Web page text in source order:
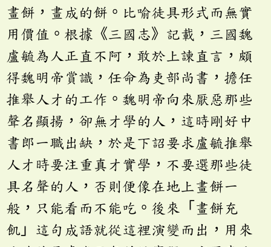
畫餅，畫成的餅。比喻徒具形式而無實
用價值。根據《三國志》記載，三國魏
盧毓為人正直不阿，敢於上諫直言，頗
得魏明帝賞識，任命為吏部尚書，擔任
推舉人才的工作。魏明帝向來厭惡那些
聲名顯揚，卻無才學的人，這時剛好中
書郎一職出缺，於是下詔要求盧毓推舉
人才時要注重真才實學，不要選那些徒
具名聲的人，否則便像在地上畫餅一
般，只能看而不能吃。後來「畫餅充
飢」這句成語就從這裡演變而出，用來